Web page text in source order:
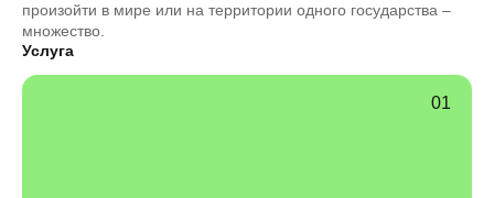
произойти в мире или на территории одного государства –
множество.
Услуга